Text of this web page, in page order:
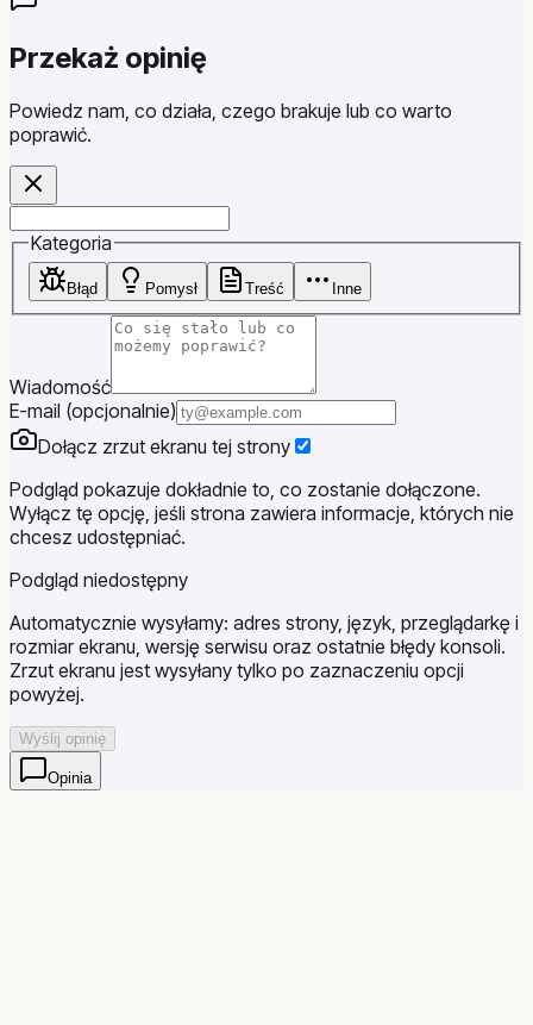
Przekaż opinię
Powiedz nam, co działa, czego brakuje lub co warto
poprawić.
Kategoria
Błąd Pomysł Treść Inne
Wiadomość
E-mail (opcjonalnie)
Dołącz zrzut ekranu tej strony
Podgląd pokazuje dokładnie to, co zostanie dołączone.
Wyłącz tę opcję, jeśli strona zawiera informacje, których nie
chcesz udostępniać.
Podgląd niedostępny
Automatycznie wysyłamy: adres strony, język, przeglądarkę i
rozmiar ekranu, wersję serwisu oraz ostatnie błędy konsoli.
Zrzut ekranu jest wysyłany tylko po zaznaczeniu opcji
powyżej.
Wyślij opinię
Opinia